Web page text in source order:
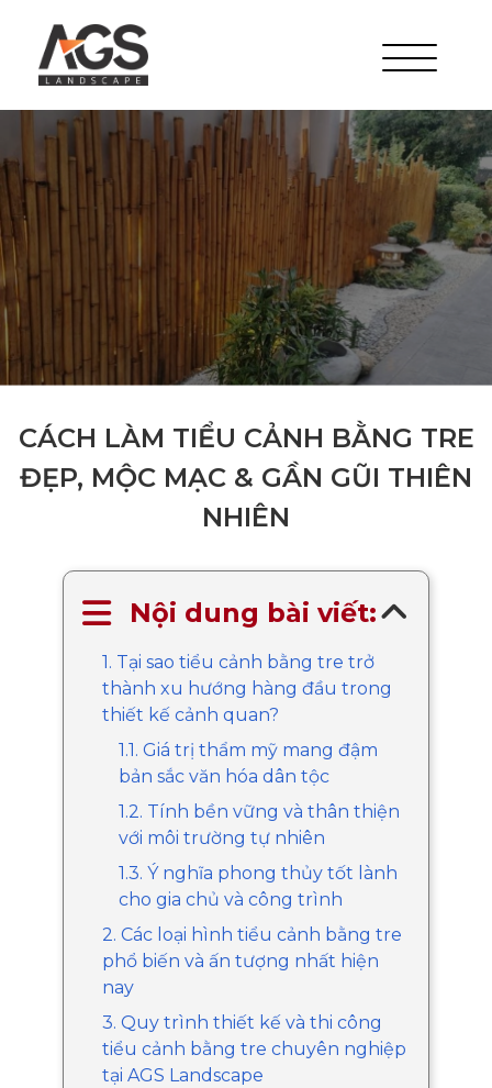
CÁCH LÀM TIỂU CẢNH BẰNG TRE
ĐẸP, MỘC MẠC & GẦN GŨI THIÊN
NHIÊN
Nội dung bài viết:
1. Tại sao tiểu cảnh bằng tre trở
thành xu hướng hàng đầu trong
thiết kế cảnh quan?
1.1. Giá trị thẩm mỹ mang đậm
bản sắc văn hóa dân tộc
1.2. Tính bền vững và thân thiện
với môi trường tự nhiên
1.3. Ý nghĩa phong thủy tốt lành
cho gia chủ và công trình
2. Các loại hình tiểu cảnh bằng tre
phổ biến và ấn tượng nhất hiện
nay
3. Quy trình thiết kế và thi công
tiểu cảnh bằng tre chuyên nghiệp
tại AGS Landscape